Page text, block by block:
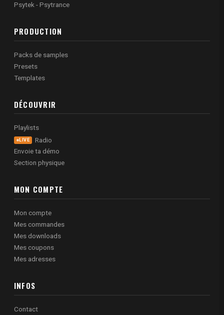
Psytek - Psytrance
PRODUCTION
Packs de samples
Presets
Templates
DÉCOUVRIR
Playlists
LIVE
Radio
Envoie ta démo
Section physique
MON COMPTE
Mon compte
Mes commandes
Mes downloads
Mes coupons
Mes adresses
INFOS
Contact